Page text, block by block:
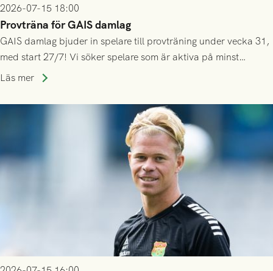
2026-07-15 18:00
Provträna för GAIS damlag
GAIS damlag bjuder in spelare till provträning under vecka 31,
med start 27/7! Vi söker spelare som är aktiva på minst
division 3-nivå.
Läs mer